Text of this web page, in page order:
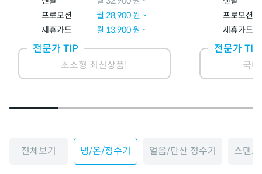
프로모션
월28,900원 ~
제휴카드
월 13,900원 ~
전문가 TIP
초소형 최신상품!
프로모션
제휴카드
전문가 TIP
국
전체보기 냉/온/정수기 얼음/탄산 정수기 스탠